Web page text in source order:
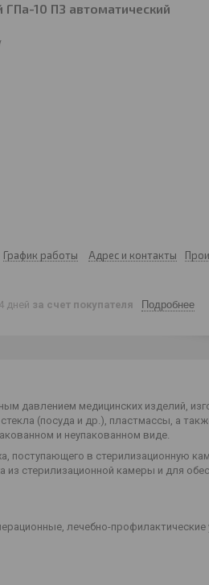
10 ПЗ автоматический
График работы Адрес и контакты
дней за счет покупателя Подробнее
давлением медицинских изделий,
(посуда и др.), пластмассы, а
и неупакованном виде.
поступающего в стерилизационную
стерилизационной камеры и для
лечебно-профилактические